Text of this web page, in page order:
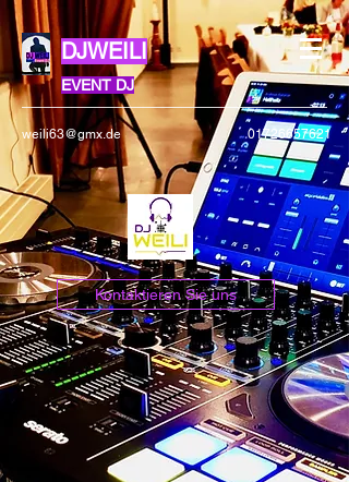
DJWEILI
EVENT DJ
weili63@gmx.de 01726657621
Kontaktieren Sie uns